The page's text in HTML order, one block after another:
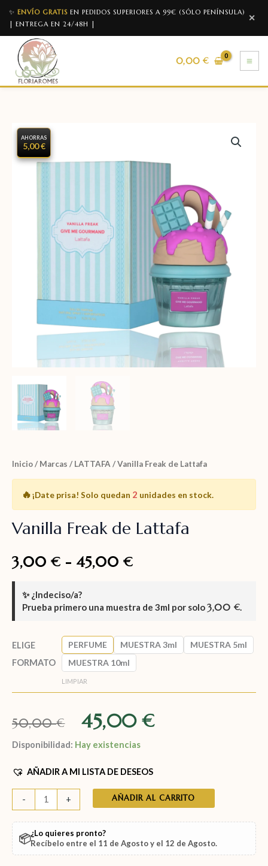
✨ ENVÍO GRATIS EN PEDIDOS SUPERIORES A 99€ (SÓLO PENÍNSULA)
| ENTREGA EN 24/48H |
✕
0,00€
AHORRAS
5,00 €
Inicio/ Marcas / LATTAFA / Vanilla Freak de Lattafa
🔥¡Date prisa! Solo quedan 2 unidades en stock.
Vanilla Freak de Lattafa
3,00 € - 45,00 €
✨¿Indeciso/a?
Prueba primero una muestra de 3ml por solo3,00 €.
ELIGE
FORMATO
PERFUME MUESTRA 3ml
MUESTRA 5ml
MUESTRA 10ml
LIMPIAR
50,00€ 45,00€
Disponibilidad: Hay existencias
AÑADIR A MI LISTA DE DESEOS
- + AÑADIR AL CARRITO
📦¿Lo quieres pronto?
Recíbelo entre el 11 de Agostoy el 12 de Agosto.